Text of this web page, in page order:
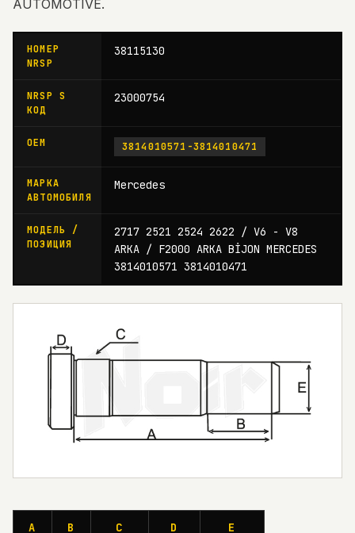
AUTOMOTIVE.
НОМЕР
NRSP
38115130
NRSP S
КОД
23000754
OEM 3814010571-3814010471
МАРКА
АВТОМОБИЛЯ
Mercedes
МОДЕЛЬ /
ПОЗИЦИЯ
2717 2521 2524 2622 / V6 - V8
ARKA / F2000 ARKA BİJON MERCEDES
3814010571 3814010471
A B C D E